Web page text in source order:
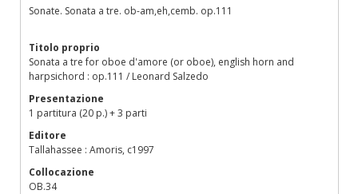
Sonate. Sonata a tre. ob-am,eh,cemb. op.111
Titolo proprio
Sonata a tre for oboe d'amore (or oboe), english horn and
harpsichord : op.111 / Leonard Salzedo
Presentazione
1 partitura (20 p.) + 3 parti
Editore
Tallahassee : Amoris, c1997
Collocazione
OB.34